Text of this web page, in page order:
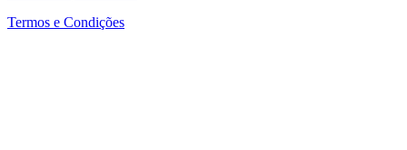
Termos e Condições